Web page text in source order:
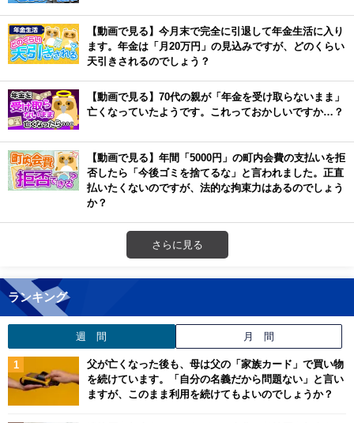
【動画で見る】今月末で完全に引退して年金生活に入り
ます。年金は「月20万円」の見込みですが、どのくらい
天引きされるのでしょう？
【動画で見る】70代の親が「年金を受け取らないまま」
亡くなっていたようです。これっておかしいですか…？
【動画で見る】年間「5000円」の町内会費の支払いを拒
否したら「今後ゴミを捨てるな」と言われました。正直
払いたくないのですが、法的な拘束力はあるのでしょう
か？
さらに見る
ランキング
週 間 月 間
父が亡くなった後も、母は父の「家族カード」で買い物
を続けています。「自分の名義だから問題ない」と言い
ますが、このまま利用を続けてもよいのでしょうか？